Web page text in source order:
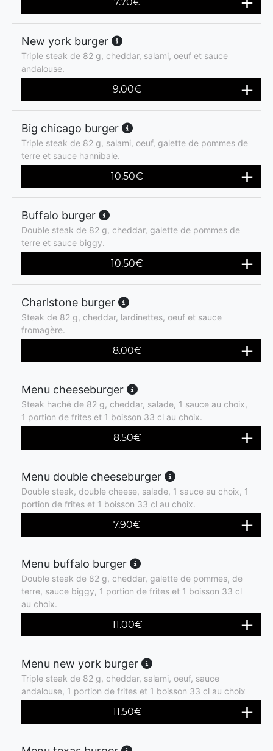
New york burger
Triple steak de 82 g, cheddar, salami, oeuf et sauce
andalouse.
9.00€
Big chicago burger
Triple steak de 82 g, salami, oeuf, galette de pommes de
terre et sauce hannibale.
10.50€
Buffalo burger
Double steak de 82 g, cheddar, galette de pommes de
terre et sauce biggy.
10.50€
Charlstone burger
Steak de 82 g, cheddar, lardinettes, oeuf et sauce
fromagère.
8.00€
Menu cheeseburger
Steak haché de 82 g, cheddar, salade, 1 sauce au choix,
1 portion de frites et 1 boisson 33 cl au choix.
8.50€
Menu double cheeseburger
Double steak, double cheese, salade, 1 sauce au choix, 1
portion de frites et 1 boisson 33 cl au choix.
7.90€
Menu buffalo burger
Double steak de 82 g, cheddar, galette de pommes, de
terre, sauce biggy, 1 portion de frites et 1 boisson 33 cl
au choix.
11.00€
Menu new york burger
Triple steak de 82 g, cheddar, salami, oeuf, sauce
andalouse, 1 portion de frites et 1 boisson 33 cl au choix
11.50€